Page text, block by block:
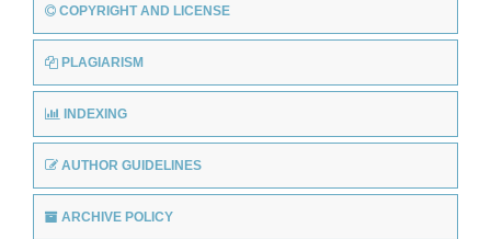
COPYRIGHT AND LICENSE
PLAGIARISM
INDEXING
AUTHOR GUIDELINES
ARCHIVE POLICY